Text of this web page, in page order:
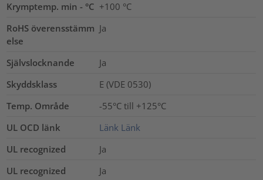
Krymptemp. min - °C +100 °C
RoHS överensstämm
else
Ja
Självslocknande
Ja
Skyddsklass
E (VDE 0530)
Temp. Område
-55°C till +125°C
UL OCD länk
Länk Länk
UL recognized
Ja
UL recognized
Ja